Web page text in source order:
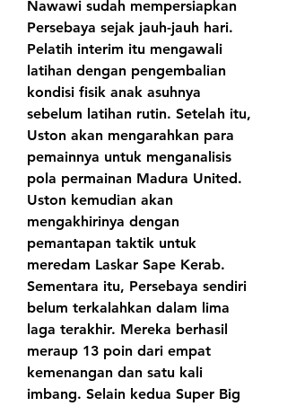
Nawawi sudah mempersiapkan
Persebaya sejak jauh-jauh hari.
Pelatih interim itu mengawali
latihan dengan pengembalian
kondisi fisik anak asuhnya
sebelum latihan rutin. Setelah itu,
Uston akan mengarahkan para
pemainnya untuk menganalisis
pola permainan Madura United.
Uston kemudian akan
mengakhirinya dengan
pemantapan taktik untuk
meredam Laskar Sape Kerab.
Sementara itu, Persebaya sendiri
belum terkalahkan dalam lima
laga terakhir. Mereka berhasil
meraup 13 poin dari empat
kemenangan dan satu kali
imbang. Selain kedua Super Big